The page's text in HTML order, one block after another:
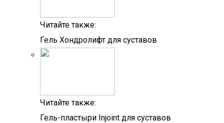
Читайте также:
Гель Хондролифт для суставов
Читайте также:
Гель-пластыри Injoint для суставов